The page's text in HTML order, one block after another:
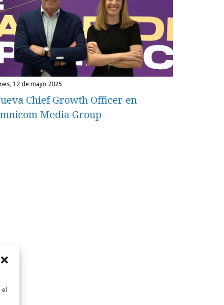
el
12 de mayo 2025
Chief Growth Officer en
Media Group